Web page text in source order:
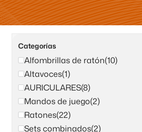
Categorías
Alfombrillas de ratón(10)
Altavoces(1)
AURICULARES(8)
Mandos de juego(2)
Ratones(22)
Sets combinados(2)